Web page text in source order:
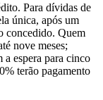
Para dívidas de
única, após um
concedido. Quem
nove meses;
a espera para cinco
terão pagamento